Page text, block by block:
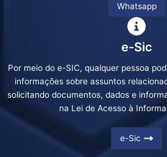
Whatsapp
e-Sic
Por meio do e-SIC, qualquer pessoa
informações sobre assuntos
solicitando documentos, dados e
na Lei de Acesso à
e-Sic